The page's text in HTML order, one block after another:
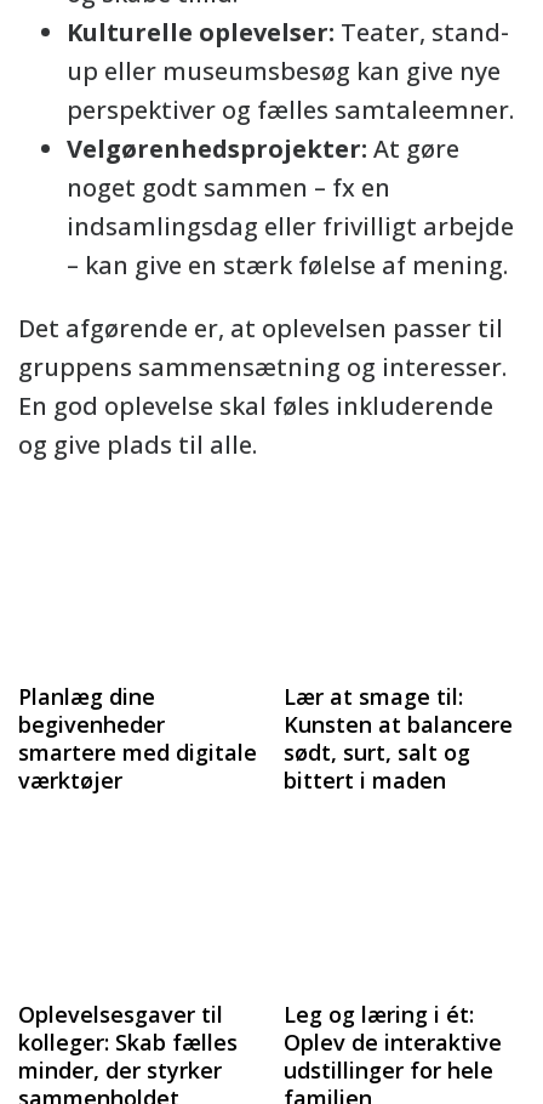
Kulturelle oplevelser: Teater, stand-
up eller museumsbesøg kan give nye
perspektiver og fælles samtaleemner.
Velgørenhedsprojekter: At gøre
noget godt sammen – fx en
indsamlingsdag eller frivilligt arbejde
– kan give en stærk følelse af mening.
Det afgørende er, at oplevelsen passer til
gruppens sammensætning og interesser.
En god oplevelse skal føles inkluderende
og give plads til alle.
Planlæg dine
begivenheder
smartere med digitale
værktøjer
Lær at smage til:
Kunsten at balancere
sødt, surt, salt og
bittert i maden
Oplevelsesgaver til
kolleger: Skab fælles
minder, der styrker
sammenholdet
Leg og læring i ét:
Oplev de interaktive
udstillinger for hele
familien